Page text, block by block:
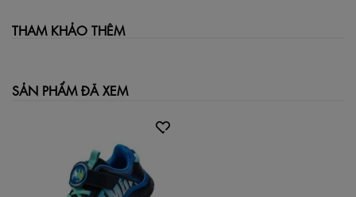
vận động mạnh. Dây thun co giãn +
giày một cách nhanh chóng, không cần đến người lớn hỗ trợ.
Đặc điểm nổi bật (Bullet Points):
Phối màu đen – xanh ngọc cá tính, dễ phối đồ
Chất liệu lưới mesh + da tổng hợp thoáng khí, bền đẹp
Lót trong êm ái, form ôm chân, giúp bé vận động thoải mái
Đế EVA siêu nhẹ, chống trượt, an toàn khi chơi đùa
Dây thun co giãn + quai dán tiện lợi, bé tự mang dễ dàng
THAM KHẢO THÊM
SẢN PHẨM ĐÃ XEM